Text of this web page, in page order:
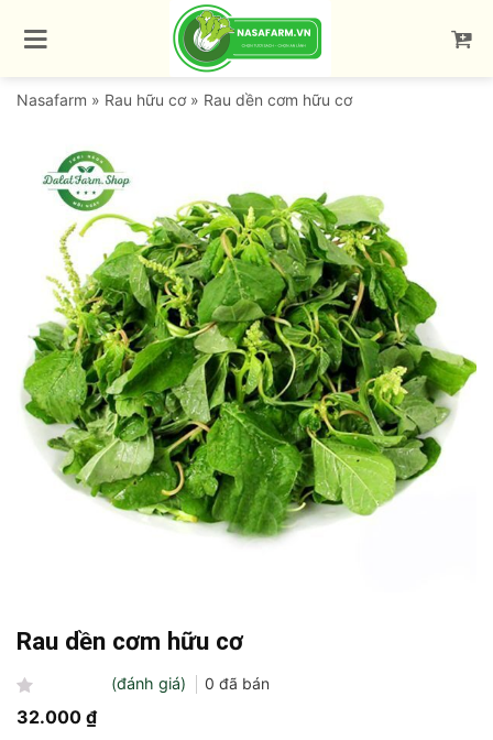
qua
dungNasafarm » Rau hữu cơ» Rau dền cơm hữu cơ
Rau dền cơm hữu cơ
Được
xếp
(đánh giá) 0 đã bán
32.000 ₫